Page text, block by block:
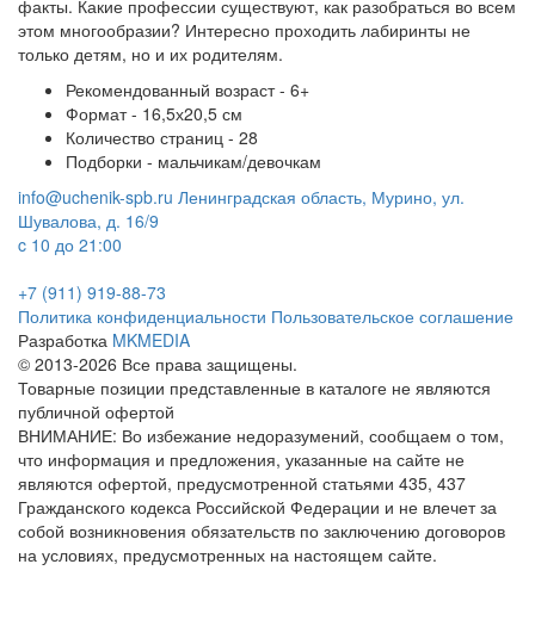
факты. Какие профессии существуют, как разобраться во всем
этом многообразии? Интересно проходить лабиринты не
только детям, но и их родителям.
Рекомендованный возраст - 6+
Формат - 16,5х20,5 см
Количество страниц - 28
Подборки - мальчикам/девочкам
info@uchenik-spb.ru Ленинградская область, Мурино, ул.
Шувалова, д. 16/9
c 10 до 21:00
+7 (911) 919-88-73
Политика конфиденциальности Пользовательское соглашение
Разработка MKMEDIA
© 2013-2026 Все права защищены.
Товарные позиции представленные в каталоге не являются
публичной офертой
ВНИМАНИЕ: Во избежание недоразумений, сообщаем о том,
что информация и предложения, указанные на сайте не
являются офертой, предусмотренной статьями 435, 437
Гражданского кодекса Российской Федерации и не влечет за
собой возникновения обязательств по заключению договоров
на условиях, предусмотренных на настоящем сайте.